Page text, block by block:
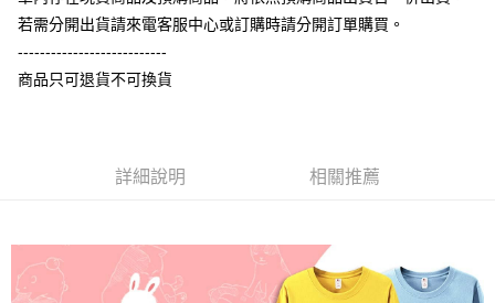
4.訂單成立30分鐘內，如未前往確認交易或遇審核未通過，訂單將自動取
【繳款方式說明】
買賣價金債權讓與本公司後，依約使用本公司帳單繳交帳款。
2.基於同意付款使用「大哥付你分期」之契約關係目的，商店將以您的個人
資料（包含姓名、電話或地址）提供予台灣大哥大進項蒐集、處理及利用，
１．簡單：不需註冊會員、不需綁卡、不需儲值。
２．便利：只要手機號碼，簡訊認證，即可結帳。
３．安心：先確認商品／服務後，再付款。
２．訂單成立數日內，您將收到繳費通知簡訊。
３．收到繳費通知簡訊後14天內，點擊此簡訊中的連結，可透過四大超商／
購買商品的店家。未經商家同意取消之訂單仍視為有效，需透過AFTEE先享
後付繳納相關費用。
※ 交易是否成功請以「AFTEE先享後付 」之結帳頁面顯示為準，若有關於
全家付款取貨
每筆NT$60，滿NT$899(含以上)免運費
每筆NT$65，滿NT$899(含以上)免運費
付款後7-11取貨
若需分開出貨請來電客服中心或訂購時請分開訂單購買。
---------------------------
商品只可退貨不可換貨
詳細說明 相關推薦